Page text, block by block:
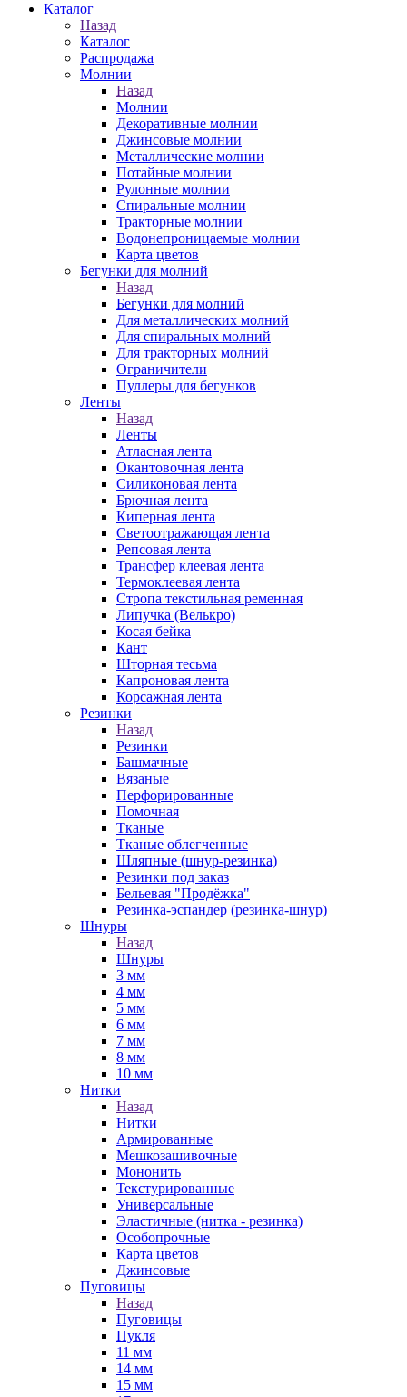
Каталог
Назад
Каталог
Распродажа
Молнии
Назад
Молнии
Декоративные молнии
Джинсовые молнии
Металлические молнии
Потайные молнии
Рулонные молнии
Спиральные молнии
Тракторные молнии
Водонепроницаемые молнии
Карта цветов
Бегунки для молний
Назад
Бегунки для молний
Для металлических молний
Для спиральных молний
Для тракторных молний
Ограничители
Пуллеры для бегунков
Ленты
Назад
Ленты
Атласная лента
Окантовочная лента
Силиконовая лента
Брючная лента
Киперная лента
Светоотражающая лента
Репсовая лента
Трансфер клеевая лента
Термоклеевая лента
Стропа текстильная ременная
Липучка (Велькро)
Косая бейка
Кант
Шторная тесьма
Капроновая лента
Корсажная лента
Резинки
Назад
Резинки
Башмачные
Вязаные
Перфорированные
Помочная
Тканые
Тканые облегченные
Шляпные (шнур-резинка)
Резинки под заказ
Бельевая "Продёжка"
Резинка-эспандер (резинка-шнур)
Шнуры
Назад
Шнуры
3 мм
4 мм
5 мм
6 мм
7 мм
8 мм
10 мм
Нитки
Назад
Нитки
Армированные
Мешкозашивочные
Мононить
Текстурированные
Универсальные
Эластичные (нитка - резинка)
Особопрочные
Карта цветов
Джинсовые
Пуговицы
Назад
Пуговицы
Пукля
11 мм
14 мм
15 мм